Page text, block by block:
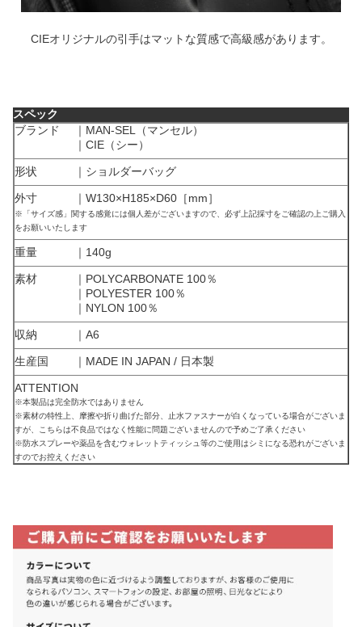
CIEオリジナルの引手はマットな質感で高級感があります。
スペック
ブランド ｜MAN-SEL（マンセル）
｜CIE（シー）
形状 ｜ショルダーバッグ
外寸 ｜W130×H185×D60［mm］
※「サイズ感」関する感覚には個人差がございますので、必ず上記採寸をご確認の上ご購入
をお願いいたします
重量 ｜140g
素材 ｜POLYCARBONATE 100％
｜POLYESTER 100％
｜NYLON 100％
収納 ｜A6
生産国 ｜MADE IN JAPAN / 日本製
ATTENTION
※本製品は完全防水ではありません
※素材の特性上、摩擦や折り曲げた部分、止水ファスナーが白くなっている場合がございま
すが、こちらは不良品ではなく性能に問題ございませんので予めご了承ください
※防水スプレーや薬品を含むウォレットティッシュ等のご使用はシミになる恐れがございま
すのでお控えください